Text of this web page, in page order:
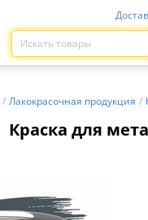
/ Лакокрасочная продукция /
Краска для